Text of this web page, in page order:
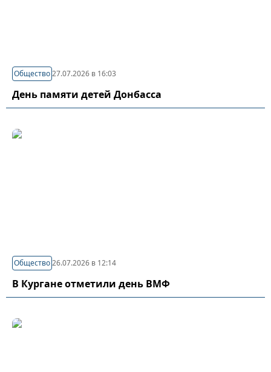
Общество27.07.2026 в 16:03
День памяти детей Донбасса
Общество26.07.2026 в 12:14
В Кургане отметили день ВМФ